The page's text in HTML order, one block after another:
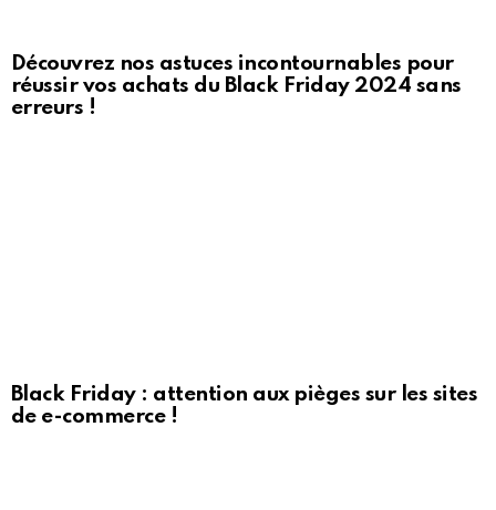
Découvrez nos astuces incontournables pour
réussir vos achats du Black Friday 2024 sans
erreurs !
Black Friday : attention aux pièges sur les sites
de e-commerce !